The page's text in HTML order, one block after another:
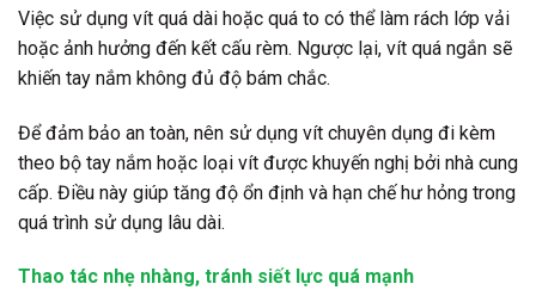
Việc sử dụng vít quá dài hoặc quá to có thể làm rách lớp vải
hoặc ảnh hưởng đến kết cấu rèm. Ngược lại, vít quá ngắn sẽ
khiến tay nắm không đủ độ bám chắc.
Để đảm bảo an toàn, nên sử dụng vít chuyên dụng đi kèm
theo bộ tay nắm hoặc loại vít được khuyến nghị bởi nhà cung
cấp. Điều này giúp tăng độ ổn định và hạn chế hư hỏng trong
quá trình sử dụng lâu dài.
Thao tác nhẹ nhàng, tránh siết lực quá mạnh